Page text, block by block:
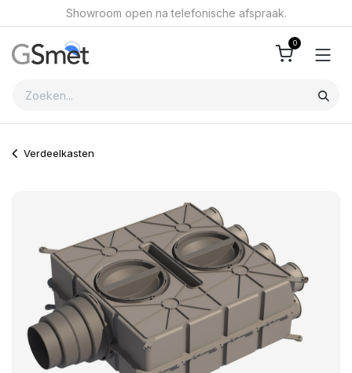
Overslaan naar inhoudShowroom open na telefonische afspraak.
0
Verdeelkasten